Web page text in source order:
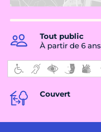
Tout public
À partir de 6 ans
Couvert